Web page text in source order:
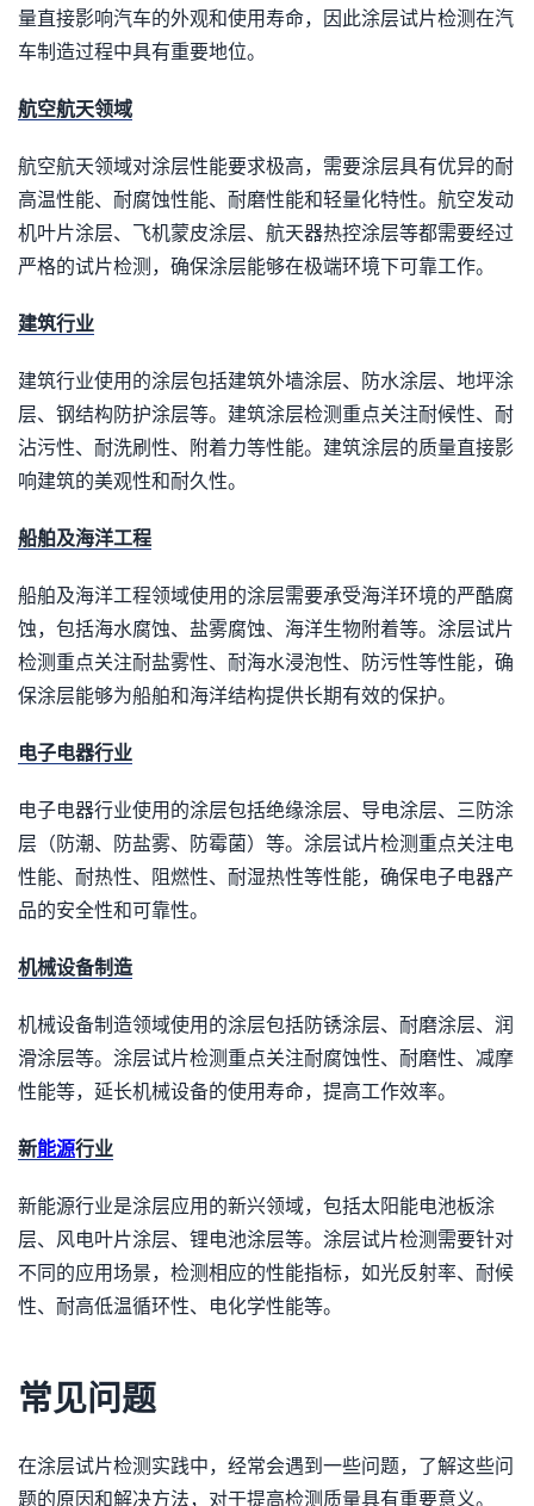
量直接影响汽车的外观和使用寿命，因此涂层试片检测在汽
车制造过程中具有重要地位。
航空航天领域
航空航天领域对涂层性能要求极高，需要涂层具有优异的耐
高温性能、耐腐蚀性能、耐磨性能和轻量化特性。航空发动
机叶片涂层、飞机蒙皮涂层、航天器热控涂层等都需要经过
严格的试片检测，确保涂层能够在极端环境下可靠工作。
建筑行业
建筑行业使用的涂层包括建筑外墙涂层、防水涂层、地坪涂
层、钢结构防护涂层等。建筑涂层检测重点关注耐候性、耐
沾污性、耐洗刷性、附着力等性能。建筑涂层的质量直接影
响建筑的美观性和耐久性。
船舶及海洋工程
船舶及海洋工程领域使用的涂层需要承受海洋环境的严酷腐
蚀，包括海水腐蚀、盐雾腐蚀、海洋生物附着等。涂层试片
检测重点关注耐盐雾性、耐海水浸泡性、防污性等性能，确
保涂层能够为船舶和海洋结构提供长期有效的保护。
电子电器行业
电子电器行业使用的涂层包括绝缘涂层、导电涂层、三防涂
层（防潮、防盐雾、防霉菌）等。涂层试片检测重点关注电
性能、耐热性、阻燃性、耐湿热性等性能，确保电子电器产
品的安全性和可靠性。
机械设备制造
机械设备制造领域使用的涂层包括防锈涂层、耐磨涂层、润
滑涂层等。涂层试片检测重点关注耐腐蚀性、耐磨性、减摩
性能等，延长机械设备的使用寿命，提高工作效率。
新能源行业
新能源行业是涂层应用的新兴领域，包括太阳能电池板涂
层、风电叶片涂层、锂电池涂层等。涂层试片检测需要针对
不同的应用场景，检测相应的性能指标，如光反射率、耐候
性、耐高低温循环性、电化学性能等。
常见问题
在涂层试片检测实践中，经常会遇到一些问题，了解这些问
题的原因和解决方法，对于提高检测质量具有重要意义。